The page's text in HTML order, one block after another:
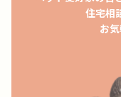
住宅相
お